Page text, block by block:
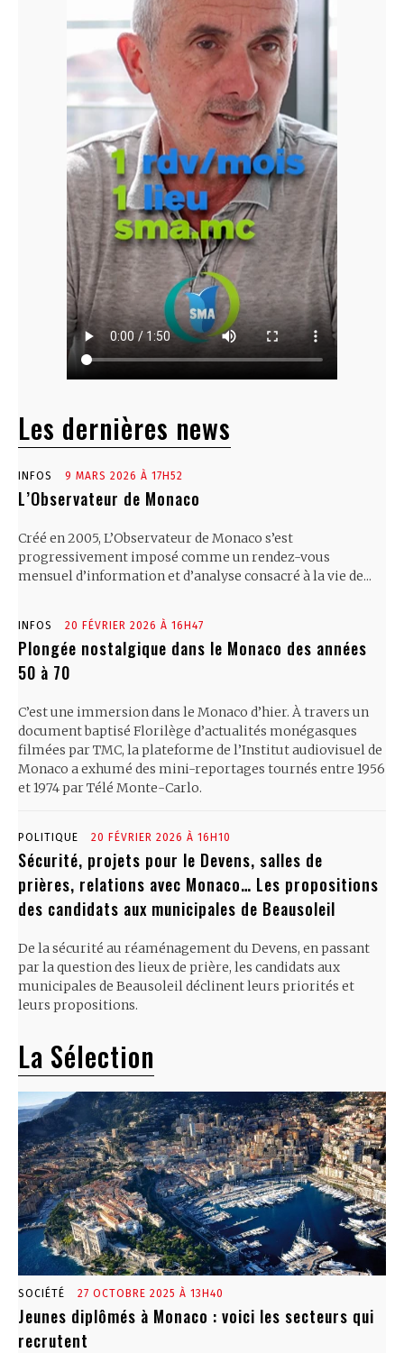
Les dernières news
INFOS 9 MARS 2026 À 17H52
L’Observateur de Monaco
Créé en 2005, L’Observateur de Monaco s’est
progressivement imposé comme un rendez-vous
mensuel d’information et d’analyse consacré à la vie de...
INFOS 20 FÉVRIER 2026 À 16H47
Plongée nostalgique dans le Monaco des années
50 à 70
C’est une immersion dans le Monaco d’hier. À travers un
document baptisé Florilège d’actualités monégasques
filmées par TMC, la plateforme de l’Institut audiovisuel de
Monaco a exhumé des mini-reportages tournés entre 1956
et 1974 par Télé Monte-Carlo.
POLITIQUE 20 FÉVRIER 2026 À 16H10
Sécurité, projets pour le Devens, salles de
prières, relations avec Monaco… Les propositions
des candidats aux municipales de Beausoleil
De la sécurité au réaménagement du Devens, en passant
par la question des lieux de prière, les candidats aux
municipales de Beausoleil déclinent leurs priorités et
leurs propositions.
La Sélection
SOCIÉTÉ 27 OCTOBRE 2025 À 13H40
Jeunes diplômés à Monaco : voici les secteurs qui
recrutent